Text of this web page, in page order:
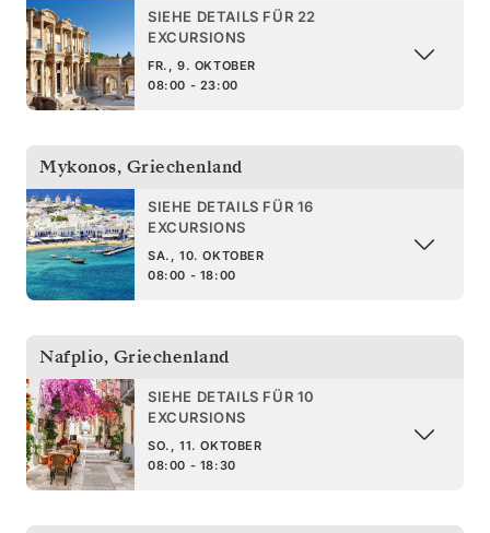
SIEHE DETAILS FÜR 22
EXCURSIONS
FR., 9. OKTOBER
08:00 - 23:00
Mykonos, Griechenland
SIEHE DETAILS FÜR 16
EXCURSIONS
SA., 10. OKTOBER
08:00 - 18:00
Nafplio, Griechenland
SIEHE DETAILS FÜR 10
EXCURSIONS
SO., 11. OKTOBER
08:00 - 18:30